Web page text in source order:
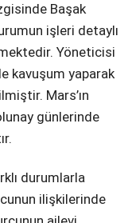
Başak
işleri detaylı
Yöneticisi
kavuşum yaparak
Mars’ın
günlerinde
durumlarla
ilişkilerinde